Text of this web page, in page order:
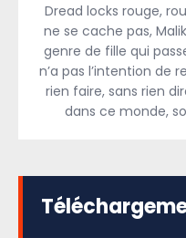
Dread locks rouge,
ne se cache pas,
genre de fille qui
n’a pas l’intention de
rien faire, sans rien
dans ce monde,